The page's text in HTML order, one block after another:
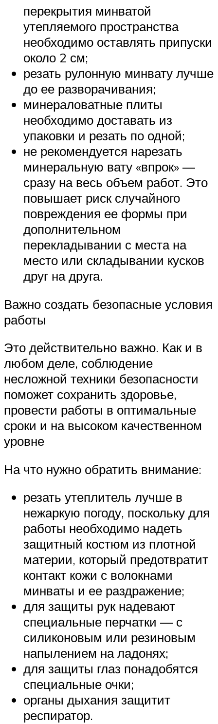
перекрытия минватой
утепляемого пространства
необходимо оставлять припуски
около 2 см;
резать рулонную минвату лучше
до ее разворачивания;
минераловатные плиты
необходимо доставать из
упаковки и резать по одной;
не рекомендуется нарезать
минеральную вату «впрок» —
сразу на весь объем работ. Это
повышает риск случайного
повреждения ее формы при
дополнительном
перекладывании с места на
место или складывании кусков
друг на друга.
Важно создать безопасные условия
работы
Это действительно важно. Как и в
любом деле, соблюдение
несложной техники безопасности
поможет сохранить здоровье,
провести работы в оптимальные
сроки и на высоком качественном
уровне
На что нужно обратить внимание:
резать утеплитель лучше в
нежаркую погоду, поскольку для
работы необходимо надеть
защитный костюм из плотной
материи, который предотвратит
контакт кожи с волокнами
минваты и ее раздражение;
для защиты рук надевают
специальные перчатки — с
силиконовым или резиновым
напылением на ладонях;
для защиты глаз понадобятся
специальные очки;
органы дыхания защитит
респиратор.